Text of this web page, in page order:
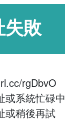
敗
rgDbvO
或系統忙碌中
或稍後再試